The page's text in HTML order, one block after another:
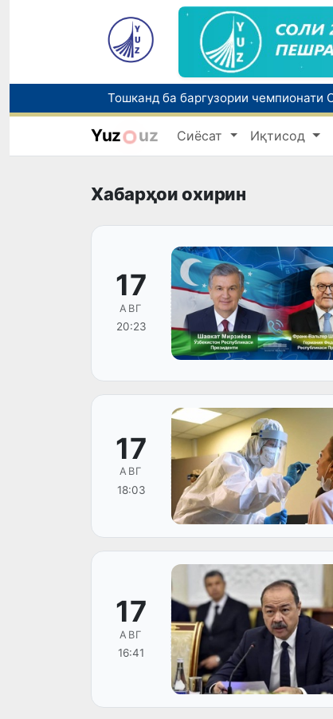
Yuz uz Сиёсат Иқтисод
Хабарҳои охирин
17
АВГ
20:23
17
АВГ
18:03
17
АВГ
16:41